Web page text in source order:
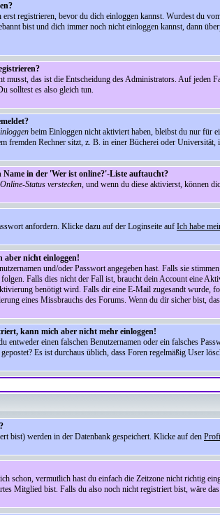
registrieren, bevor du dich einloggen kannst. Wurdest du
bist und dich immer noch nicht einloggen kannst, dann
musst, das ist die Entscheidung des Administrators. Auf
solltest es also gleich tun.
beim Einloggen nicht aktiviert haben, bleibst du nur für
fremden Rechner sitzt, z. B. in einer Bücherei oder Universität,
in der 'Wer ist online?'-Liste auftaucht?
Online-Status verstecken, und wenn du diese aktivierst, können
anfordern. Klicke dazu auf der Loginseite auf Ich habe
aber nicht einloggen!
und/oder Passwort angegeben hast. Falls sie
Falls dies nicht der Fall ist, braucht dein Account eine
benötigt wird. Falls dir eine E-Mail zugesandt wurde,
eines Missbrauchs des Forums. Wenn du dir sicher bist,
kann mich aber nicht mehr einloggen!
entweder einen falschen Benutzernamen oder ein falsches
Es ist durchaus üblich, dass Foren regelmäßig User
bist) werden in der Datenbank gespeichert. Klicke auf den
schon, vermutlich hast du einfach die Zeitzone nicht richtig
Mitglied bist. Falls du also noch nicht registriert bist, wäre